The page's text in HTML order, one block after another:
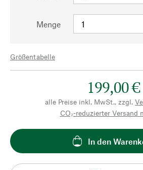
Menge
Größentabelle
199,00 €
alle Preise inkl. MwSt., zzgl.
CO₂-reduzierter Versand
In den